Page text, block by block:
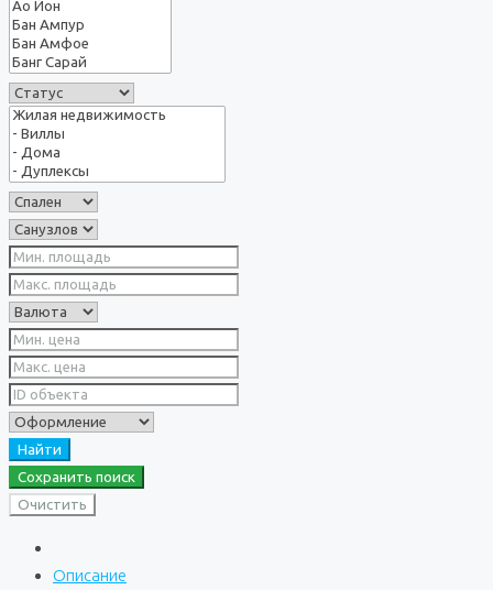
Найти
Сохранить поиск
Очистить
Описание